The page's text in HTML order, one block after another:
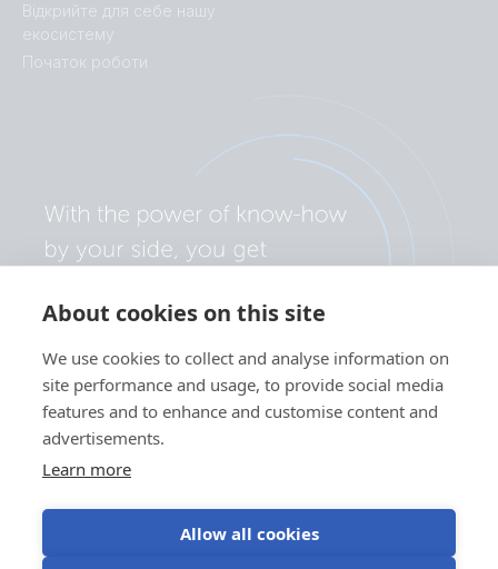
About cookies on this site
We use cookies to collect and analyse information on
site performance and usage, to provide social media
features and to enhance and customise content and
advertisements.
Learn more
Allow all cookies
Відкрийте для себе нашу
екосистему
Початок роботи